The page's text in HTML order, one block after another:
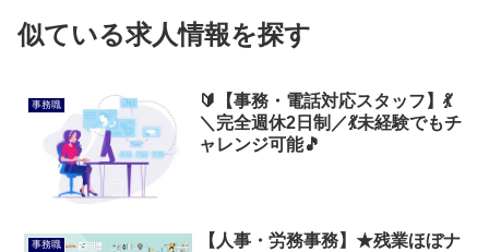
似ている求人情報を探す
事務職
🔰【事務・電話対応スタッフ】💃
＼完全週休2日制／💃未経験でもチ
ャレンジ可能🎵
事務職
【人事・労務事務】★残業ほぼナ